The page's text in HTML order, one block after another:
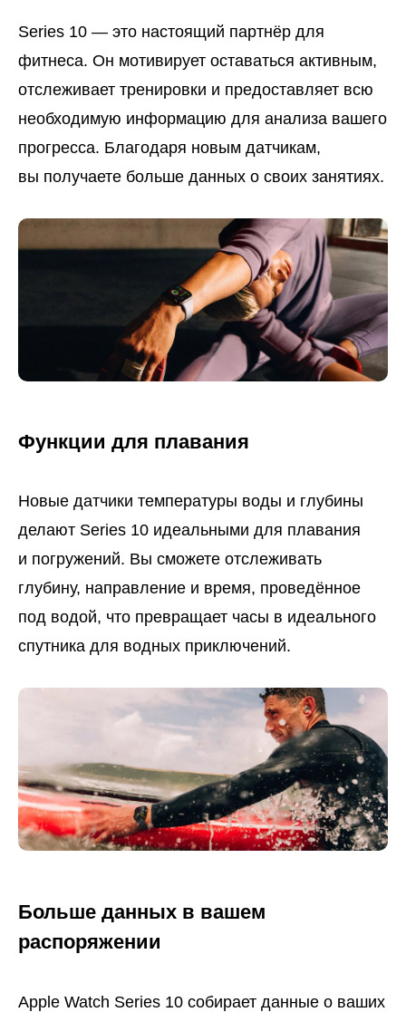
Series 10 — это настоящий партнёр для
фитнеса. Он мотивирует оставаться активным,
отслеживает тренировки и предоставляет всю
необходимую информацию для анализа вашего
прогресса. Благодаря новым датчикам,
вы получаете больше данных о своих занятиях.
Функции для плавания
Новые датчики температуры воды и глубины
делают Series 10 идеальными для плавания
и погружений. Вы сможете отслеживать
глубину, направление и время, проведённое
под водой, что превращает часы в идеального
спутника для водных приключений.
Больше данных в вашем
распоряжении
Apple Watch Series 10 собирает данные о ваших